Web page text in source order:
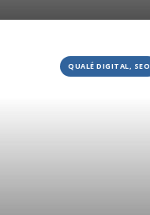
QUALÉ DIGITAL, SEO